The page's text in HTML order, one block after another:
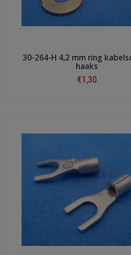
30-264-H 4,2 mm ring
haaks
€1,30